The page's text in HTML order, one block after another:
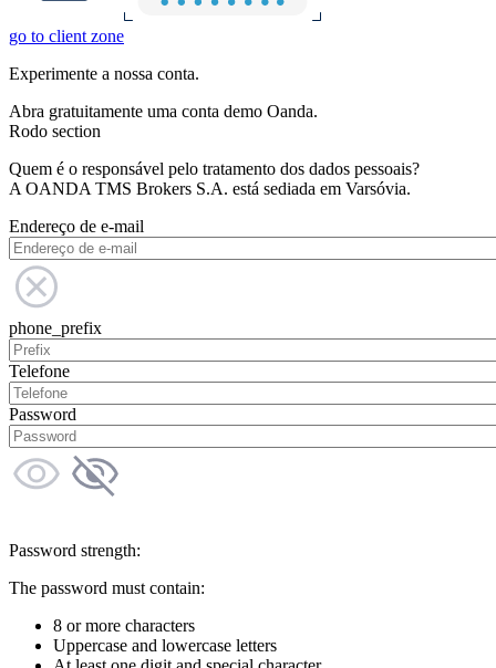
go to client zone
Experimente a nossa conta.
Abra gratuitamente uma conta demo Oanda.
Rodo section
Quem é o responsável pelo tratamento dos dados pessoais?
A OANDA TMS Brokers S.A. está sediada em Varsóvia.
Endereço de e-mail
phone_prefix
Telefone
Password
Password strength:
The password must contain:
8 or more characters
Uppercase and lowercase letters